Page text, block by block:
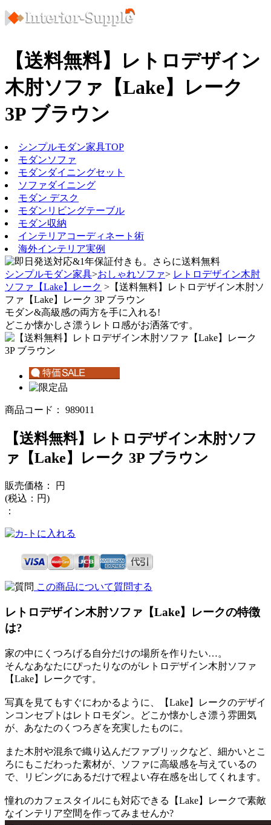
【送料無料】レトロデザイン
木肘ソファ【Lake】レーク
3P ブラウン
シンプルモダン家具TOP
モダンソファ
モダンダイニングセット
ソファダイニング
モダン デスク
モダンリビングテーブル
モダン収納
インテリアコーディネート術
海外インテリア実例
シンプルモダン家具>おしゃれソファ> レトロデザイン木肘
ソファ【Lake】レーク >【送料無料】レトロデザイン木肘ソ
ファ【Lake】レーク 3P ブラウン
モダン&高級感の両方を手に入れる!
どこか懐かしさ漂うレトロ感がお洒落です。
商品コード： 989011
【送料無料】レトロデザイン木肘ソフ
ァ【Lake】レーク 3P ブラウン
販売価格：
円
(税込： 円)
：
この商品について質問する
レトロデザイン木肘ソファ【Lake】レークの特徴
は?
家の中にくつろげる自分だけの場所を作りたい…。
そんなあなたにぴったりなのがレトロデザイン木肘ソファ
【Lake】レークです。
写真を見てもすぐにわかるように、【Lake】レークのデザイ
ンコンセプトはレトロモダン。どこか懐かしさ漂う雰囲気
が、あなたのくつろぎを充実したものに。
また木肘や混糸で織り込んだファブリックなど、細かいとこ
ろにもこだわった素材が、ソファに高級感を与えているの
で、リビングにあるだけで程よい存在感を出してくれます。
憧れのカフェスタイルにも対応できる【Lake】レークで素敵
なインテリア空間を作ってみませんか?